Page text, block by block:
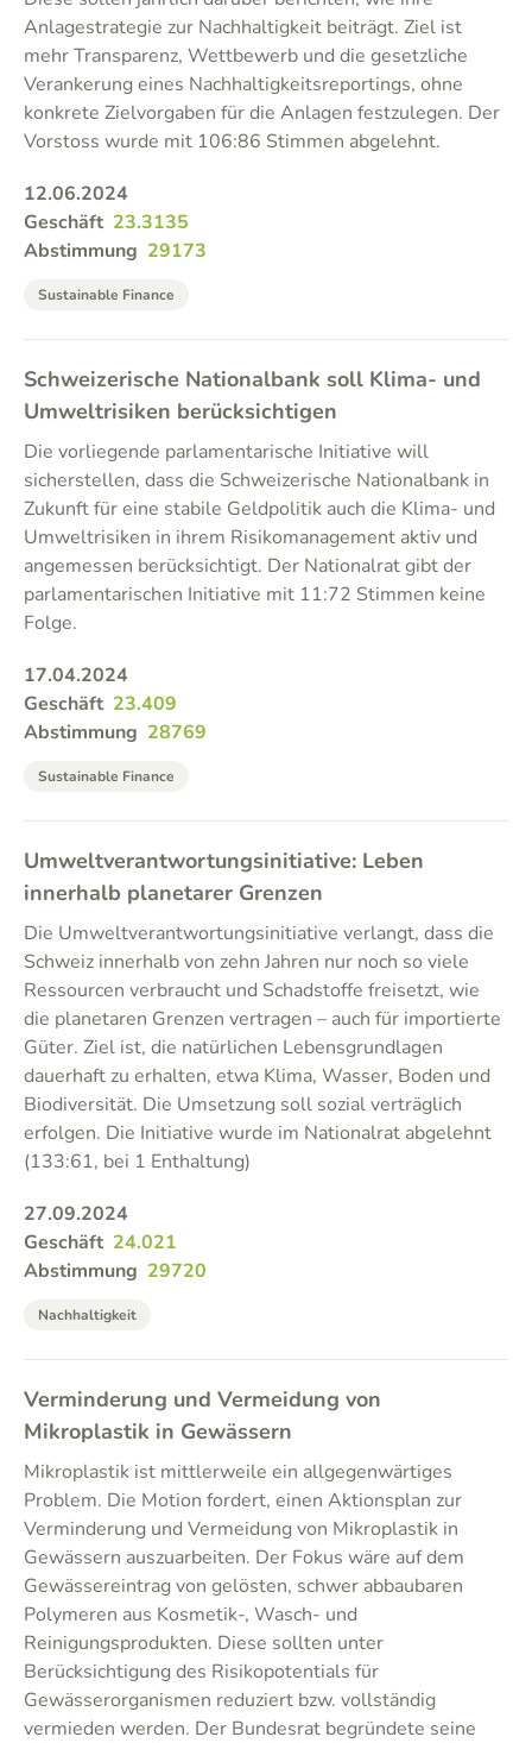
Anlagestrategie zur Nachhaltigkeit beiträgt. Ziel ist
mehr Transparenz, Wettbewerb und die gesetzliche
Verankerung eines Nachhaltigkeitsreportings, ohne
konkrete Zielvorgaben für die Anlagen festzulegen. Der
Vorstoss wurde mit 106:86 Stimmen abgelehnt.
12.06.2024
Geschäft 23.3135
Abstimmung 29173
Sustainable Finance
Schweizerische Nationalbank soll Klima- und
Umweltrisiken berücksichtigen
Die vorliegende parlamentarische Initiative will
sicherstellen, dass die Schweizerische Nationalbank in
Zukunft für eine stabile Geldpolitik auch die Klima- und
Umweltrisiken in ihrem Risikomanagement aktiv und
angemessen berücksichtigt. Der Nationalrat gibt der
parlamentarischen Initiative mit 11:72 Stimmen keine
Folge.
17.04.2024
Geschäft 23.409
Abstimmung 28769
Sustainable Finance
Umweltverantwortungsinitiative: Leben
innerhalb planetarer Grenzen
Die Umweltverantwortungsinitiative verlangt, dass die
Schweiz innerhalb von zehn Jahren nur noch so viele
Ressourcen verbraucht und Schadstoffe freisetzt, wie
die planetaren Grenzen vertragen – auch für importierte
Güter. Ziel ist, die natürlichen Lebensgrundlagen
dauerhaft zu erhalten, etwa Klima, Wasser, Boden und
Biodiversität. Die Umsetzung soll sozial verträglich
erfolgen. Die Initiative wurde im Nationalrat abgelehnt
(133:61, bei 1 Enthaltung)
27.09.2024
Geschäft 24.021
Abstimmung 29720
Nachhaltigkeit
Verminderung und Vermeidung von
Mikroplastik in Gewässern
Mikroplastik ist mittlerweile ein allgegenwärtiges
Problem. Die Motion fordert, einen Aktionsplan zur
Verminderung und Vermeidung von Mikroplastik in
Gewässern auszuarbeiten. Der Fokus wäre auf dem
Gewässereintrag von gelösten, schwer abbaubaren
Polymeren aus Kosmetik-, Wasch- und
Reinigungsprodukten. Diese sollten unter
Berücksichtigung des Risikopotentials für
Gewässerorganismen reduziert bzw. vollständig
vermieden werden. Der Bundesrat begründete seine